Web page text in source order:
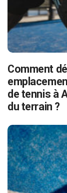
Comment
de tennis à
du terrain ?